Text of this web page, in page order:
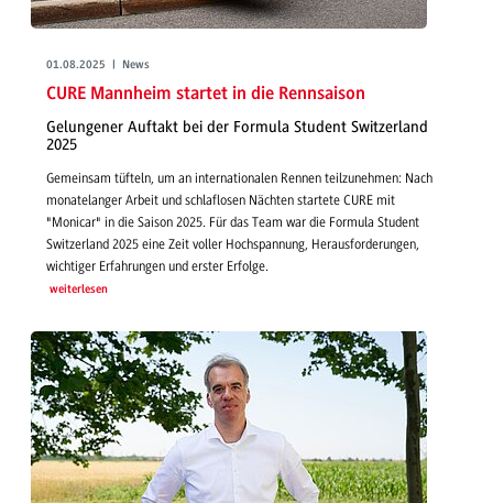
01.08.2025 | News
CURE Mannheim startet in die Rennsaison
Gelungener Auftakt bei der Formula Student Switzerland
2025
Gemeinsam tüfteln, um an internationalen Rennen teilzunehmen: Nach
monatelanger Arbeit und schlaflosen Nächten startete CURE mit
"Monicar" in die Saison 2025. Für das Team war die Formula Student
Switzerland 2025 eine Zeit voller Hochspannung, Herausforderungen,
wichtiger Erfahrungen und erster Erfolge.
weiterlesen